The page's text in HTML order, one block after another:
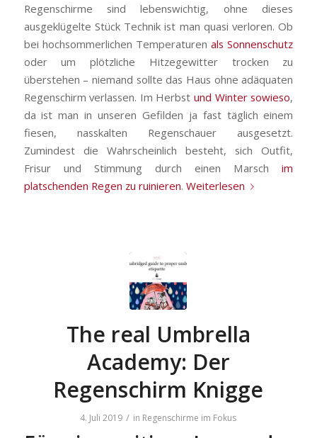
Regenschirme sind lebenswichtig, ohne dieses
ausgeklügelte Stück Technik ist man quasi verloren. Ob
bei hochsommerlichen Temperaturenals Sonnenschutz
oder um plötzliche Hitzegewitter trocken zu
überstehen – niemand sollte das Haus ohne adäquaten
Regenschirm verlassen. Im Herbst und Winter sowieso,
da ist man in unseren Gefilden ja fast täglich einem
fiesen, nasskalten Regenschauer ausgesetzt.
Zumindest die Wahrscheinlich besteht, sich Outfit,
Frisur und Stimmung durch einen Marschim
platschenden Regen zu ruinieren. Weiterlesen
The real Umbrella
Academy: Der
Regenschirm Knigge
4. Juli 2019 / in Regenschirme im Fokus